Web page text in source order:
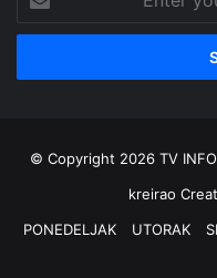
your
Email
© Copyright 2026 TV
kreirao
PONEDELJAK
UTORAK